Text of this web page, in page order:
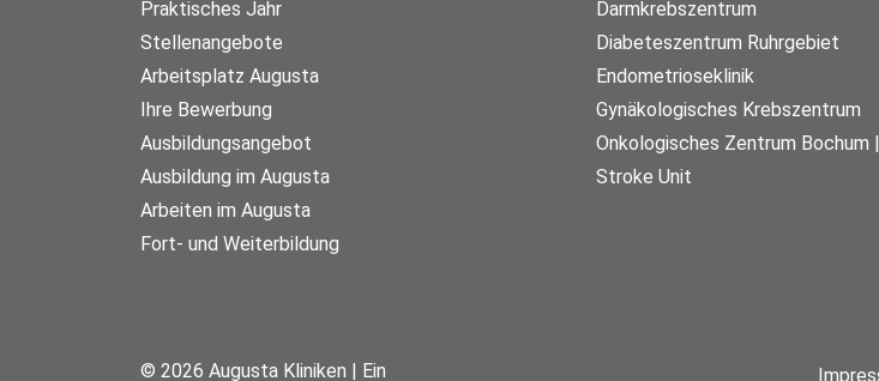
Praktisches Jahr
Stellenangebote
Arbeitsplatz Augusta
Ihre Bewerbung
Ausbildungsangebot
Ausbildung im Augusta
Arbeiten im Augusta
Fort- und Weiterbildung
Darmkrebszentrum
Diabeteszentrum Ruhrgebiet
Endometrioseklinik
Gynäkologisches Krebszentrum
Onkologisches Zentrum Bochum
Stroke Unit
© 2026 Augusta Kliniken | Ein